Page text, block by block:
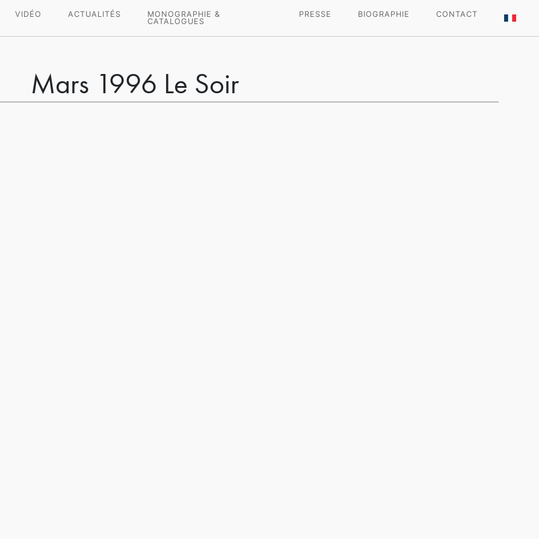
VIDÉO ACTUALITÉS
MONOGRAPHIE &
CATALOGUES
PRESSE BIOGRAPHIE CONTACT
Mars 1996 Le Soir